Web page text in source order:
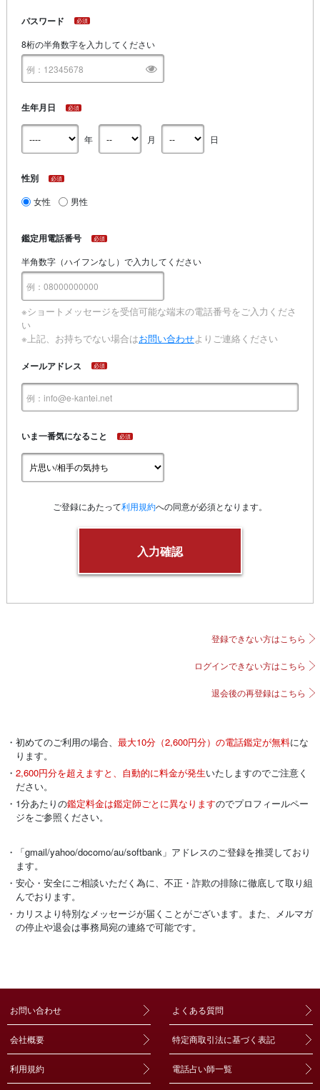
パスワード 必須
8桁の半角数字を入力してください
生年月日 必須
年 月 日
性別 必須
女性 男性
鑑定用電話番号 必須
半角数字（ハイフンなし）で入力してください
※ショートメッセージを受信可能な端末の電話番号をご入力くださ
い
※上記、お持ちでない場合はお問い合わせよりご連絡ください
メールアドレス 必須
いま一番気になること 必須
ご登録にあたって利用規約への同意が必須となります。
登録できない方はこちら
ログインできない方はこちら
退会後の再登録はこちら
・初めてのご利用の場合、 最大10分（2,600円分）の電話鑑定が無料にな
ります。
・ 2,600円分を超えますと、自動的に料金が発生いたしますのでご注意く
ださい。
・1分あたりの鑑定料金は鑑定師ごとに異なりますのでプロフィールペー
ジをご参照ください。
・「gmail/yahoo/docomo/au/softbank」アドレスのご登録を推奨しており
ます。
・安心・安全にご相談いただく為に、不正・詐欺の排除に徹底して取り組
んでおります。
・カリスより特別なメッセージが届くことがございます。また、メルマガ
の停止や退会は事務局宛の連絡で可能です。
お問い合わせ よくある質問
会社概要 特定商取引法に基づく表記
利用規約 電話占い師一覧